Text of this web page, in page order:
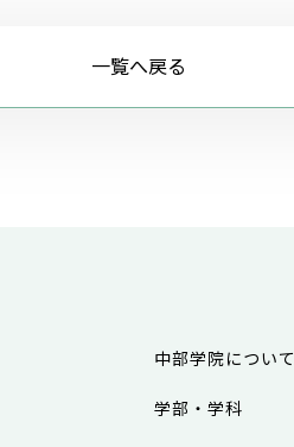
一覧へ戻る
中部学院について
学部・学科